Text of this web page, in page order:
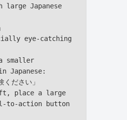
large Japanese
eye-catching
smaller
Japanese:
ください」
place a large
to-action button